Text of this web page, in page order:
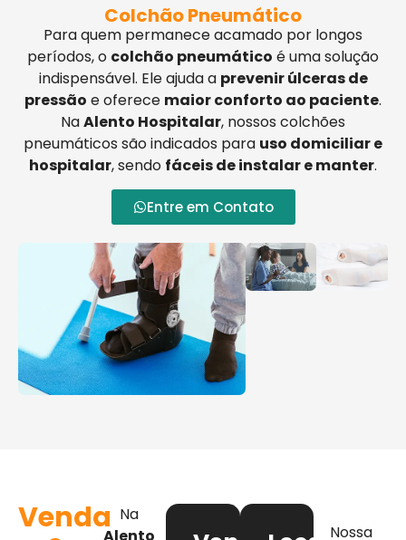
Colchão Pneumático
Para quem permanece acamado por longos
períodos, o colchão pneumático é uma solução
indispensável. Ele ajuda a prevenir úlceras de
pressão e oferece maior conforto ao paciente.
NaAlento Hospitalar, nossos colchões
pneumáticos são indicados para uso domiciliar e
hospitalar, sendo fáceis de instalar e manter.
Entre em Contato
Venda Na
Alento
Nossa